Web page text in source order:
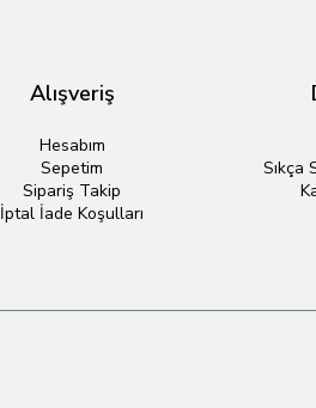
Alışveriş
Hesabım
Sepetim
Sipariş Takip
İptal İade Koşulları
Sıkça